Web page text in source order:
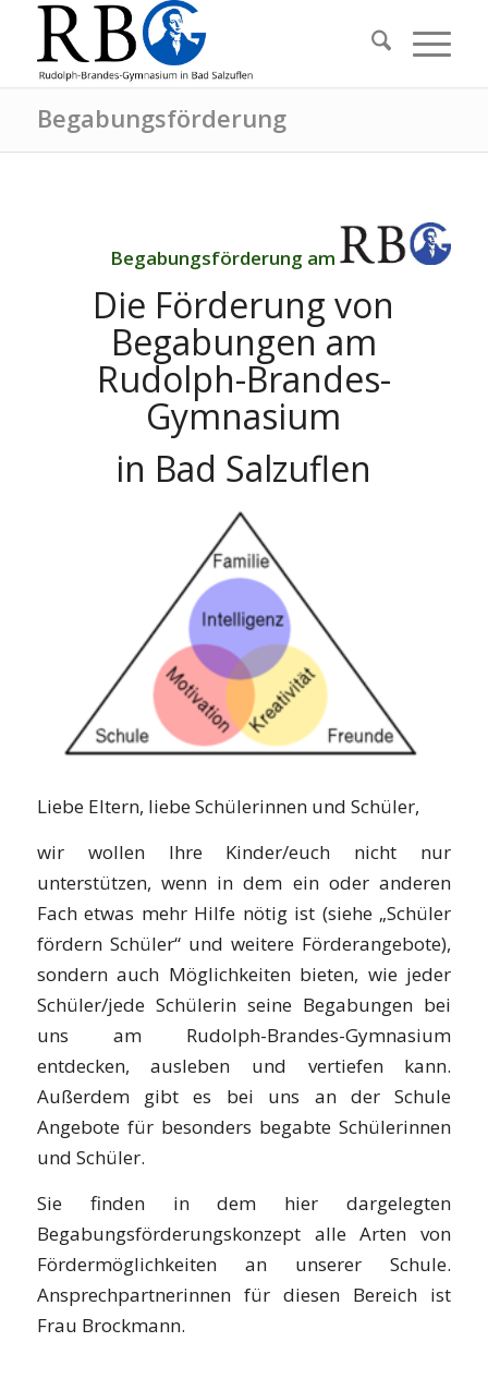
Begabungsförderung
Begabungsförderung am
Die Förderung von
Begabungen am
Rudolph-Brandes-
Gymnasium
in Bad Salzuflen
Liebe Eltern, liebe Schülerinnen und Schüler,
wir wollen Ihre Kinder/euch nicht nur
unterstützen, wenn in dem ein oder anderen
Fach etwas mehr Hilfe nötig ist (siehe „Schüler
fördern Schüler“ und weitere Förderangebote),
sondern auch Möglichkeiten bieten, wie jeder
Schüler/jede Schülerin seine Begabungen bei
uns am Rudolph-Brandes-Gymnasium
entdecken, ausleben und vertiefen kann.
Außerdem gibt es bei uns an der Schule
Angebote für besonders begabte Schülerinnen
und Schüler.
Sie finden in dem hier dargelegten
Begabungsförderungskonzept alle Arten von
Fördermöglichkeitenan unserer Schule.
Ansprechpartnerinnen für diesen Bereich ist
Frau Brockmann.